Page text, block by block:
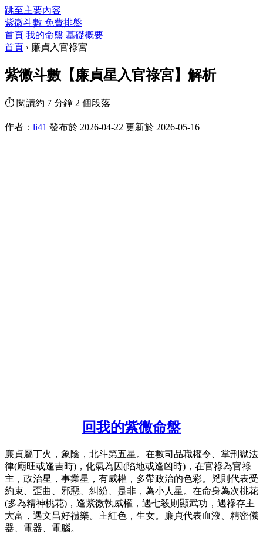
跳至主要內容
紫微斗數 免費排盤
首頁 我的命盤 基礎概要
首頁 › 廉貞入官祿宮
紫微斗數【廉貞星入官祿宮】解析
⏱ 閱讀約 7 分鐘 2 個段落
作者： li41 發布於 2026-04-22 更新於 2026-05-16
回我的紫微命盤
廉貞屬丁火，象陰，北斗第五星。在數司品職權令、掌刑獄法
律(廟旺或逢吉時)，化氣為囚(陷地或逢凶時)，在官祿為官祿
主，政治星，事業星，有威權，多帶政治的色彩。兇則代表受
約束、歪曲、邪惡、糾紛、是非，為小人星。在命身為次桃花
(多為精神桃花)，逢紫微執威權，遇七殺則顯武功，遇祿存主
大富，遇文昌好禮樂。主紅色，生女。廉貞代表血液、精密儀
器、電器、電腦。